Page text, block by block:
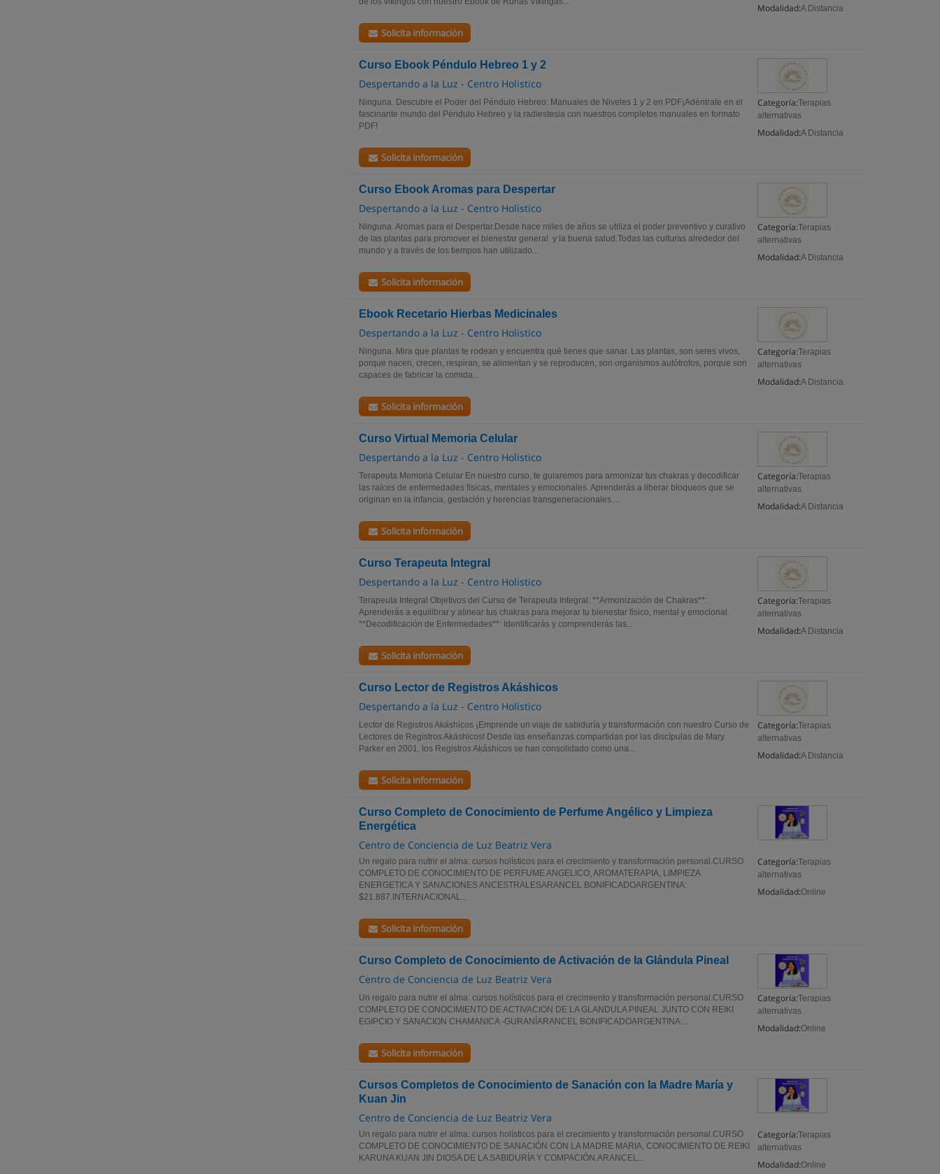
Modalidad:A Distancia
Solicita información
Curso Ebook Péndulo Hebreo 1 y 2
Despertando a la Luz - Centro Holistico
Categoría:Terapias
alternativas
Modalidad:A Distancia
Ninguna. Descubre el Poder del Péndulo Hebreo: Manuales de Niveles 1 y 2 en PDF¡Adéntrate en el
fascinante mundo del Péndulo Hebreo y la radiestesia con nuestros completos manuales en formato
PDF!
Solicita información
Curso Ebook Aromas para Despertar
Despertando a la Luz - Centro Holistico
Categoría:Terapias
alternativas
Modalidad:A Distancia
Ninguna. Aromas para el Despertar.Desde hace miles de años se utiliza el poder preventivo y curativo
de las plantas para promover el bienestar general y la buena salud.Todas las culturas alrededor del
mundo y a través de los tiempos han utilizado...
Solicita información
Ebook Recetario Hierbas Medicinales
Despertando a la Luz - Centro Holistico
Categoría:Terapias
alternativas
Modalidad:A Distancia
Ninguna. Mira que plantas te rodean y encuentra qué tienes que sanar. Las plantas, son seres vivos,
porque nacen, crecen, respiran, se alimentan y se reproducen, son organismos autótrofos, porque son
capaces de fabricar la comida...
Solicita información
Curso Virtual Memoria Celular
Despertando a la Luz - Centro Holistico
Categoría:Terapias
alternativas
Modalidad:A Distancia
Terapeuta Memoria Celular En nuestro curso, te guiaremos para armonizar tus chakras y decodificar
las raíces de enfermedades físicas, mentales y emocionales. Aprenderás a liberar bloqueos que se
originan en la infancia, gestación y herencias transgeneracionales....
Solicita información
Curso Terapeuta Integral
Despertando a la Luz - Centro Holistico
Categoría:Terapias
alternativas
Modalidad:A Distancia
Terapeuta Integral Objetivos del Curso de Terapeuta Integral: **Armonización de Chakras**:
Aprenderás a equilibrar y alinear tus chakras para mejorar tu bienestar físico, mental y emocional.
**Decodificación de Enfermedades**: Identificarás y comprenderás las...
Solicita información
Curso Lector de Registros Akáshicos
Despertando a la Luz - Centro Holistico
Categoría:Terapias
alternativas
Modalidad:A Distancia
Lector de Registros Akáshicos ¡Emprende un viaje de sabiduría y transformación con nuestro Curso de
Lectores de Registros Akáshicos! Desde las enseñanzas compartidas por las discípulas de Mary
Parker en 2001, los Registros Akáshicos se han consolidado como una...
Solicita información
Curso Completo de Conocimiento de Perfume Angélico y Limpieza
Energética
Centro de Conciencia de Luz Beatriz Vera
Categoría:Terapias
alternativas
Modalidad:Online
Un regalo para nutrir el alma: cursos holísticos para el crecimiento y transformación personal.CURSO
COMPLETO DE CONOCIMIENTO DE PERFUME ANGELICO, AROMATERAPIA, LIMPIEZA
ENERGETICA Y SANACIONES ANCESTRALESARANCEL BONIFICADOARGENTINA:
$21.887.INTERNACIONAL...
Solicita información
Curso Completo de Conocimiento de Activación de la Glándula Pineal
Centro de Conciencia de Luz Beatriz Vera
Categoría:Terapias
alternativas
Modalidad:Online
Un regalo para nutrir el alma: cursos holísticos para el crecimiento y transformación personal.CURSO
COMPLETO DE CONOCIMIENTO DE ACTIVACION DE LA GLANDULA PINEAL JUNTO CON REIKI
EGIPCIO Y SANACION CHAMANICA -GURANÍARANCEL BONIFICADOARGENTINA:...
Solicita información
Cursos Completos de Conocimiento de Sanación con la Madre María y
Kuan Jin
Centro de Conciencia de Luz Beatriz Vera
Categoría:Terapias
alternativas
Modalidad:Online
Un regalo para nutrir el alma: cursos holísticos para el crecimiento y transformación personal.CURSO
COMPLETO DE CONOCIMIENTO DE SANACIÓN CON LA MADRE MARIA, CONOCIMIENTO DE REIKI
KARUNA KUAN JIN DIOSA DE LA SABIDURÍA Y COMPACIÓN.ARANCEL...